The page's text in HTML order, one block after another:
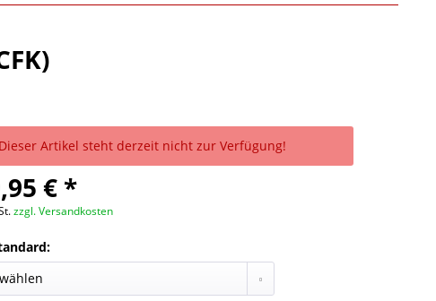
Dieser Artikel steht derzeit nicht zur Verfügung!
€ *
zzgl. Versandkosten